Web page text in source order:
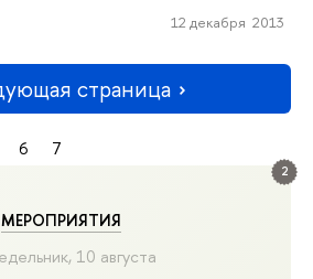
2
МЕРОПРИЯТИЯ
10 августа
12 декабря 2013
страница
6 7